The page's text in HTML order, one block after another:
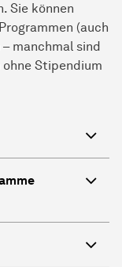
Sie können
(auch
manchmal sind
Stipendium